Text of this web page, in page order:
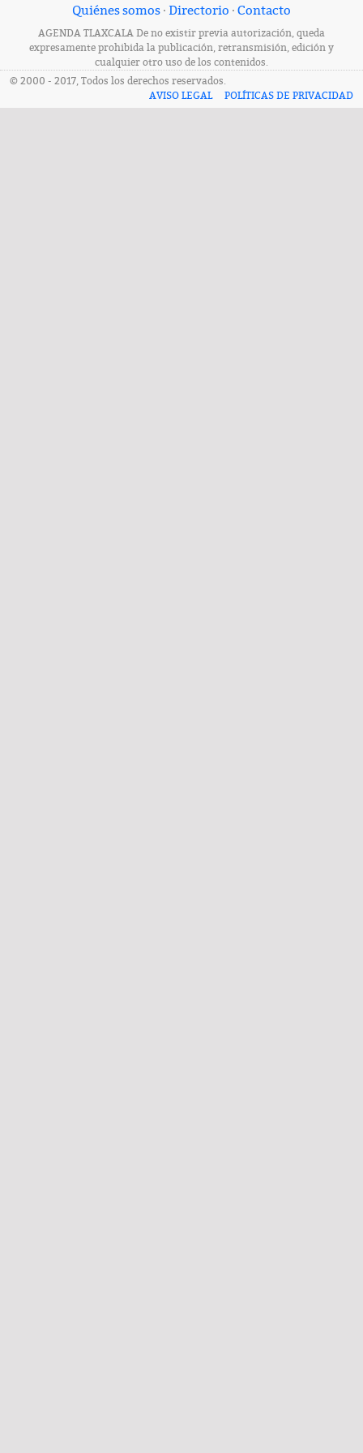
Quiénes somos · Directorio · Contacto
AGENDA TLAXCALA De no existir previa autorización, queda
expresamente prohibida la publicación, retransmisión, edición y
cualquier otro uso de los contenidos.
© 2000 - 2017, Todos los derechos reservados.
AVISO LEGAL
POLÍTICAS DE PRIVACIDAD